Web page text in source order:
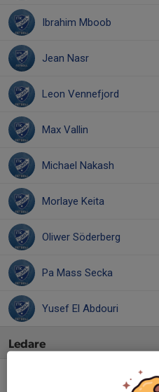
Ibrahim Mboob
Jean Nasr
Leon Vennefjord
Max Vallin
Michael Nakash
Morlaye Keita
Oliwer Söderberg
Pa Mass Secka
Yusef El Abdouri
Ledare
Lagansvarig